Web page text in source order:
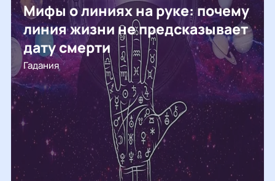
Мифы о линиях на руке: почему
линия жизни не предсказывает
дату смерти
Гадания